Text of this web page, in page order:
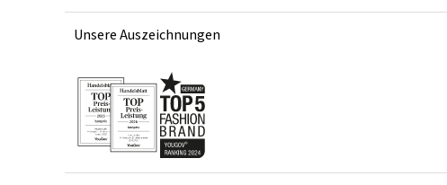
Unsere Auszeichnungen